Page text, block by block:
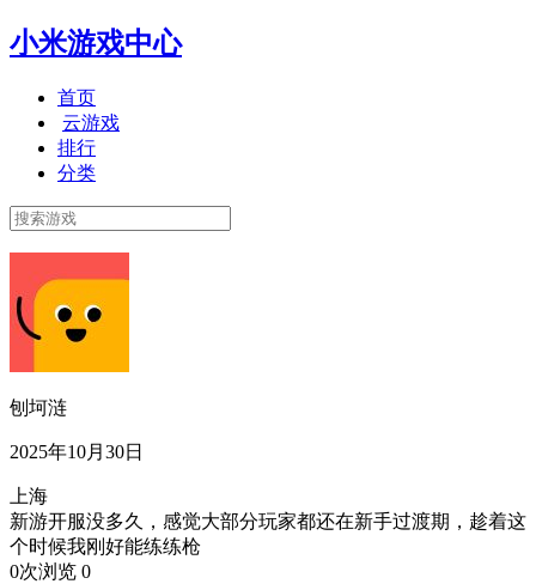
小米游戏中心
首页
云游戏
排行
分类
刨坷涟
2025年10月30日
上海
新游开服没多久，感觉大部分玩家都还在新手过渡期，趁着这
个时候我刚好能练练枪
0次浏览 0